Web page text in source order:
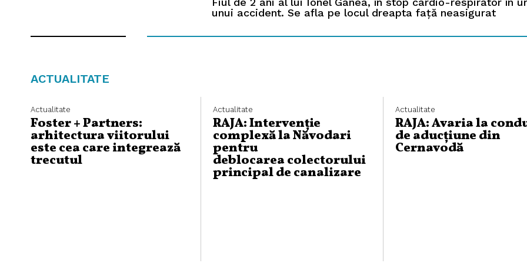
unui accident. Se afla pe locul dreapta față neasigurat
ACTUALITATE
Actualitate
Foster + Partners:
arhitectura viitorului
este cea care integrează
trecutul
Actualitate
RAJA: Intervenție
complexă la Năvodari
pentru
deblocarea colectorului
principal de canalizare
Actualitate
RAJA: Avaria la
de aducțiune din
Cernavodă